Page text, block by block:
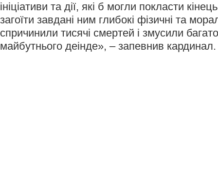
ініціативи та дії, які б могли покласти
загоїти завдані ним глибокі фізичні та
спричинили тисячі смертей і змусили
майбутнього деінде», – запевнив кардинал.